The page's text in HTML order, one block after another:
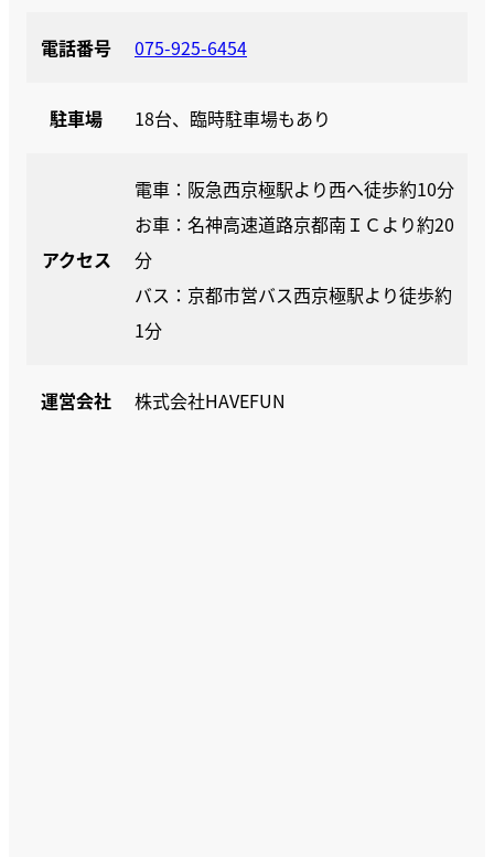
電話番号 075-925-6454
駐車場 18台、臨時駐車場もあり
アクセス
電車：阪急西京極駅より西へ徒歩約10分
お車：名神高速道路京都南ＩＣより約20
分
バス：京都市営バス西京極駅より徒歩約
1分
運営会社 株式会社HAVEFUN